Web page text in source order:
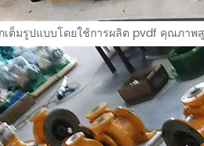
เต็มรูปแบบโดยใช้การผลิต pvdf คุณภาพ